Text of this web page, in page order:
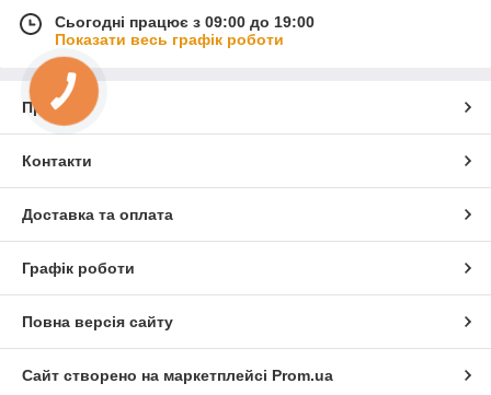
Сьогодні працює з 09:00 до 19:00
Показати весь графік роботи
Про нас
Контакти
Доставка та оплата
Графік роботи
Повна версія сайту
Сайт створено на маркетплейсі Prom.ua
КНОПКА
ЗВ'ЯЗКУ